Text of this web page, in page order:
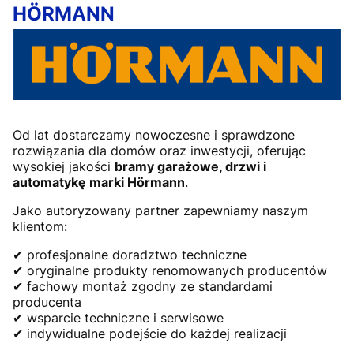
HÖRMANN
Od lat dostarczamy nowoczesne i sprawdzone
rozwiązania dla domów oraz inwestycji, oferując
wysokiej jakości bramy garażowe, drzwi i
automatykę marki Hörmann.
Jako autoryzowany partner zapewniamy naszym
klientom:
✔ profesjonalne doradztwo techniczne
✔ oryginalne produkty renomowanych producentów
✔ fachowy montaż zgodny ze standardami
producenta
✔ wsparcie techniczne i serwisowe
✔ indywidualne podejście do każdej realizacji